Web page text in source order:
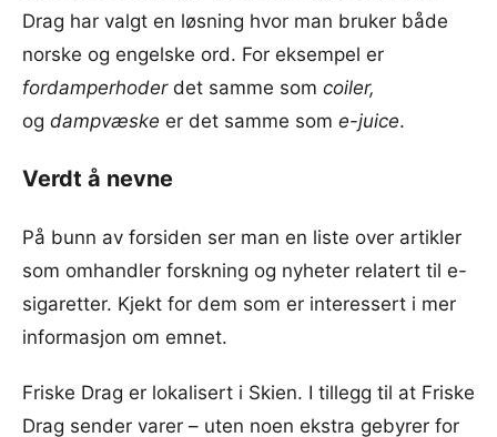
Drag har valgt en løsning hvor man bruker både
norske og engelske ord. For eksempel er
fordamperhoder det samme som coiler,
og dampvæske er det samme som e-juice.
Verdt å nevne
På bunn av forsiden ser man en liste over artikler
som omhandler forskning og nyheter relatert til e-
sigaretter. Kjekt for dem som er interessert i mer
informasjon om emnet.
Friske Drag er lokalisert i Skien. I tillegg til at Friske
Drag sender varer – uten noen ekstra gebyrer for